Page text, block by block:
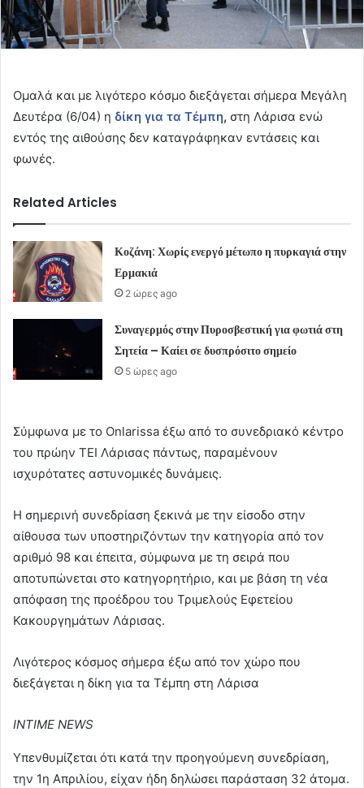
Ομαλά και με λιγότερο κόσμο διεξάγεται σήμερα Μεγάλη
Δευτέρα (6/04) η δίκη για τα Τέμπη, στη Λάρισα ενώ
εντός της αιθούσης δεν καταγράφηκαν εντάσεις και
φωνές.
Related Articles
Κοζάνη: Χωρίς ενεργό μέτωπο η πυρκαγιά στην
Ερμακιά
2 ώρες ago
Συναγερμός στην Πυροσβεστική για φωτιά στη
Σητεία – Καίει σε δυσπρόσιτο σημείο
5 ώρες ago
Σύμφωνα με το Onlarissa έξω από το συνεδριακό κέντρο
του πρώην ΤΕΙ Λάρισας πάντως, παραμένουν
ισχυρότατες αστυνομικές δυνάμεις.
Η σημερινή συνεδρίαση ξεκινά με την είσοδο στην
αίθουσα των υποστηριζόντων την κατηγορία από τον
αριθμό 98 και έπειτα, σύμφωνα με τη σειρά που
αποτυπώνεται στο κατηγορητήριο, και με βάση τη νέα
απόφαση της προέδρου του Τριμελούς Εφετείου
Κακουργημάτων Λάρισας.
Λιγότερος κόσμος σήμερα έξω από τον χώρο που
διεξάγεται η δίκη για τα Τέμπη στη Λάρισα
INTIME NEWS
Υπενθυμίζεται ότι κατά την προηγούμενη συνεδρίαση,
την 1η Απριλίου, είχαν ήδη δηλώσει παράσταση 32 άτομα.